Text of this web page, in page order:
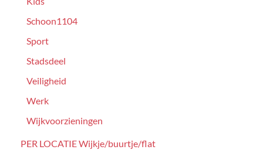
Schoon1104
Sport
Stadsdeel
Veiligheid
Werk
Wijkvoorzieningen
PER LOCATIE Wijkje/buurtje/flat